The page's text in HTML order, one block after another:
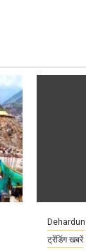
Dehardun
ट्रेंडिंग खबरें